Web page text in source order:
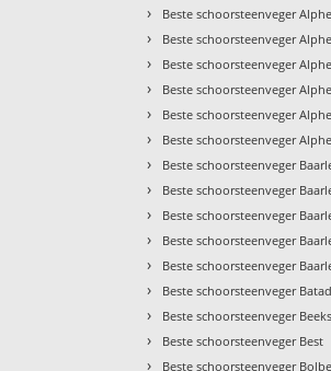
› Beste schoorsteenveger
› Beste schoorsteenveger
› Beste schoorsteenveger
› Beste schoorsteenveger
› Beste schoorsteenveger
› Beste schoorsteenveger
› Beste schoorsteenveger
› Beste schoorsteenveger
› Beste schoorsteenveger
› Beste schoorsteenveger
› Beste schoorsteenveger
› Beste schoorsteenveger
› Beste schoorsteenveger
› Beste schoorsteenveger Best
› Beste schoorsteenveger